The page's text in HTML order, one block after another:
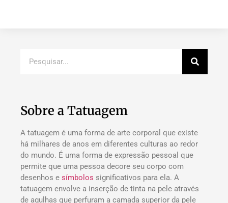
Sobre a Tatuagem
A tatuagem é uma forma de arte corporal que existe
há milhares de anos em diferentes culturas ao redor
do mundo. É uma forma de expressão pessoal que
permite que uma pessoa decore seu corpo com
desenhos e símbolos significativos para ela. A
tatuagem envolve a inserção de tinta na pele através
de agulhas que perfuram a camada superior da pele